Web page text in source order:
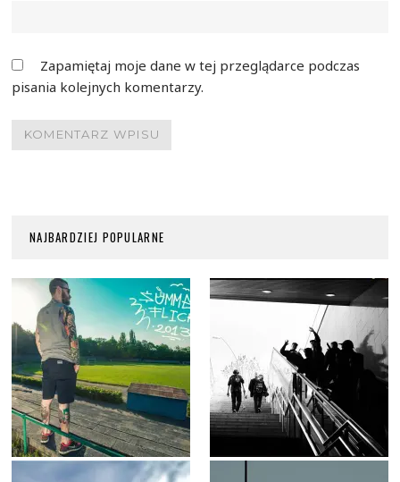
Zapamiętaj moje dane w tej przeglądarce podczas
pisania kolejnych komentarzy.
NAJBARDZIEJ POPULARNE